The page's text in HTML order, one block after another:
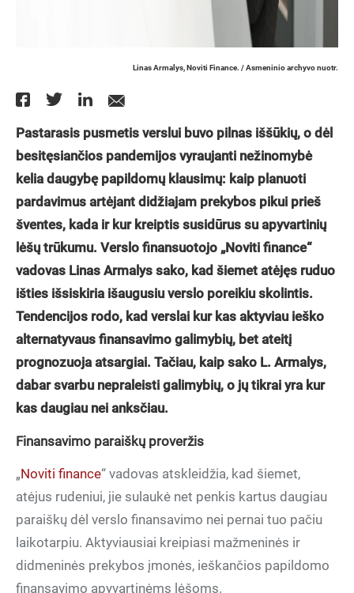
Linas Armalys, Noviti Finance. / Asmeninio archyvo nuotr.
Pastarasis pusmetis verslui buvo pilnas iššūkių, o dėl
besitęsiančios pandemijos vyraujanti nežinomybė
kelia daugybę papildomų klausimų: kaip planuoti
pardavimus artėjant didžiajam prekybos pikui prieš
šventes, kada ir kur kreiptis susidūrus su apyvartinių
lėšų trūkumu. Verslo finansuotojo „Noviti finance“
vadovas Linas Armalys sako, kad šiemet atėjęs ruduo
išties išsiskiria išaugusiu verslo poreikiu skolintis.
Tendencijos rodo, kad verslai kur kas aktyviau ieško
alternatyvaus finansavimo galimybių, bet ateitį
prognozuoja atsargiai. Tačiau, kaip sako L. Armalys,
dabar svarbu nepraleisti galimybių, o jų tikrai yra kur
kas daugiau nei anksčiau.
Finansavimo paraiškų proveržis
„Noviti finance“ vadovas atskleidžia, kad šiemet,
atėjus rudeniui, jie sulaukė net penkis kartus daugiau
paraiškų dėl verslo finansavimo nei pernai tuo pačiu
laikotarpiu. Aktyviausiai kreipiasi mažmeninės ir
didmeninės prekybos įmonės, ieškančios papildomo
finansavimo apyvartinėms lėšoms.